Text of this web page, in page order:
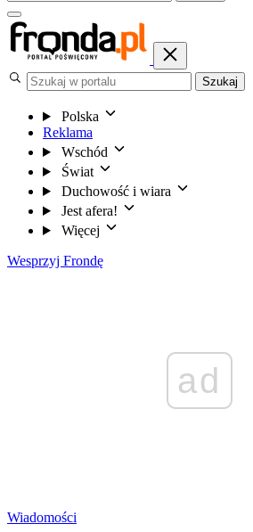
Szukaj
Polska
Reklama
Wschód
Świat
Duchowość i wiara
Jest afera!
Więcej
Wesprzyj Frondę
ad
Wiadomości